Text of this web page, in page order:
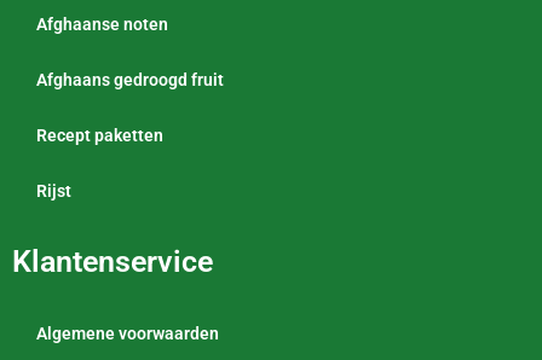
Afghaanse noten
Afghaans gedroogd fruit
Recept paketten
Rijst
Klantenservice
Algemene voorwaarden